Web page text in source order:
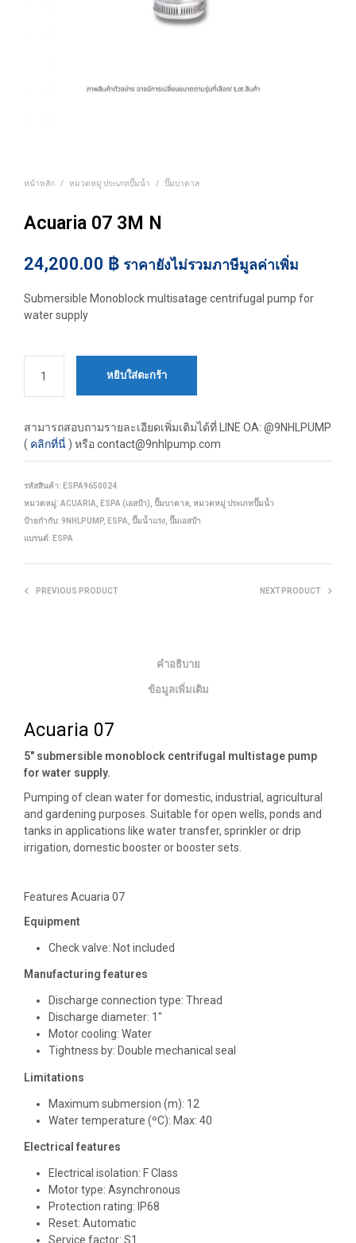
หน้าหลัก / หมวดหมู่ ประเภทปั๊มน้ำ / ปั๊มบาดาล
Acuaria 07 3M N
24,200.00 ฿ ราคายังไม่รวมภาษีมูลค่าเพิ่ม
Submersible Monoblock multisatage centrifugal pump for
water supply
หยิบใส่ตะกร้า
สามารถสอบถามรายละเอียดเพิ่มเติมได้ที่LINE OA: @9NHLPUMP
( คลิกที่นี่) หรือ contact@9nhlpump.com
รหัสสินค้า: ESPA9650024
หมวดหมู่: ACUARIA ESPA (เอสป้า) ปั๊มบาดาล หมวดหมู่ ประเภทปั๊มน้ำ
ป้ายกำกับ: 9NHLPUMP, ESPA ปั๊มน้ำแรง ปั๊มเอสป้า
แบรนด์: ESPA
PREVIOUS PRODUCT NEXT PRODUCT
คำอธิบาย
ข้อมูลเพิ่มเติม
Acuaria 07
5″ submersible monoblock centrifugal multistage pump
for water supply.
Pumping of clean water for domestic, industrial, agricultural
and gardening purposes. Suitable for open wells, ponds and
tanks in applications like water transfer, sprinkler or drip
irrigation, domestic booster or booster sets.
Features Acuaria 07
Equipment
Check valve: Not included
Manufacturing features
Discharge connection type: Thread
Discharge diameter: 1″
Motor cooling: Water
Tightness by: Double mechanical seal
Limitations
Maximum submersion (m): 12
Water temperature (ºC): Max: 40
Electrical features
Electrical isolation: F Class
Motor type: Asynchronous
Protection rating: IP68
Reset: Automatic
Service factor: S1